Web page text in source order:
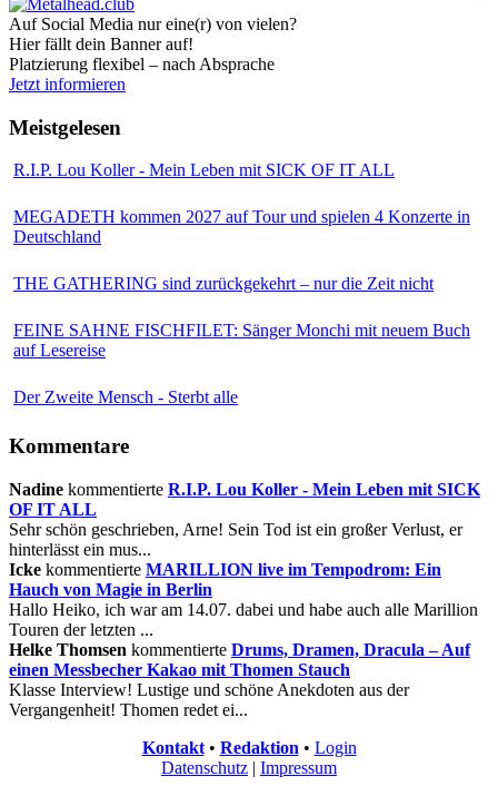
Auf Social Media nur eine(r) von vielen?
Hier fällt dein Banner auf!
Platzierung flexibel – nach Absprache
Jetzt informieren
Meistgelesen
R.I.P. Lou Koller - Mein Leben mit SICK OF IT ALL
MEGADETH kommen 2027 auf Tour und spielen 4 Konzerte in
Deutschland
THE GATHERING sind zurückgekehrt – nur die Zeit nicht
FEINE SAHNE FISCHFILET: Sänger Monchi mit neuem Buch
auf Lesereise
Der Zweite Mensch - Sterbt alle
Kommentare
Nadine kommentierte R.I.P. Lou Koller - Mein Leben mit SICK
OF IT ALL
Sehr schön geschrieben, Arne! Sein Tod ist ein großer Verlust, er
hinterlässt ein mus...
Icke kommentierte MARILLION live im Tempodrom: Ein
Hauch von Magie in Berlin
Hallo Heiko, ich war am 14.07. dabei und habe auch alle Marillion
Touren der letzten ...
Helke Thomsen kommentierte Drums, Dramen, Dracula – Auf
einen Messbecher Kakao mit Thomen Stauch
Klasse Interview! Lustige und schöne Anekdoten aus der
Vergangenheit! Thomen redet ei...
Kontakt• Redaktion • Login
Datenschutz | Impressum